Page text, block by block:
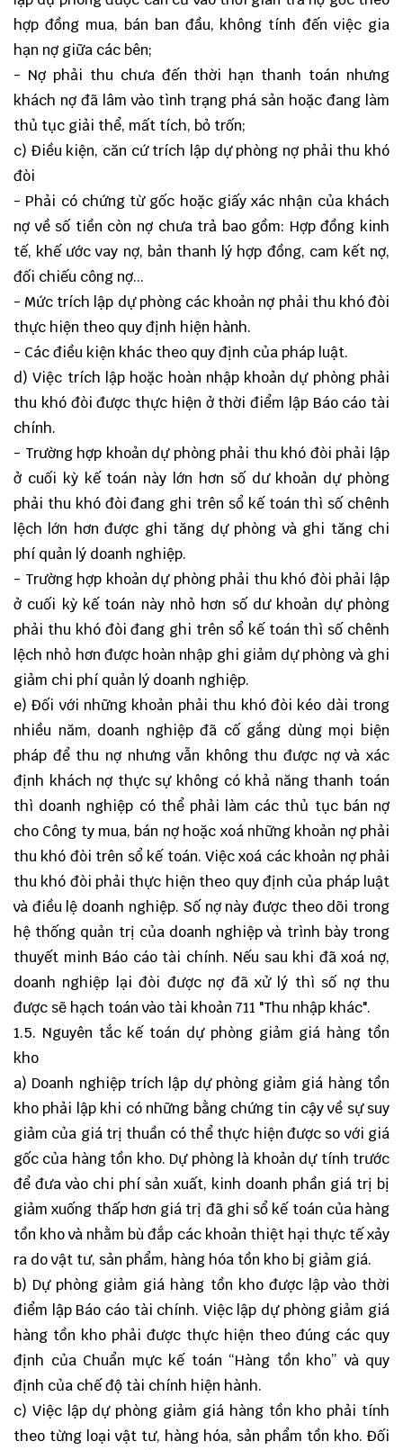
hợp đồng mua, bán ban đầu, không tính đến việc gia
hạn nợ giữa các bên;
- Nợ phải thu chưa đến thời hạn thanh toán nhưng
khách nợ đã lâm vào tình trạng phá sản hoặc đang làm
thủ tục giải thể, mất tích, bỏ trốn;
c) Điều kiện, căn cứ trích lập dự phòng nợ phải thu khó
đòi
- Phải có chứng từ gốc hoặc giấy xác nhận của khách
nợ về số tiền còn nợ chưa trả bao gồm: Hợp đồng kinh
tế, khế ước vay nợ, bản thanh lý hợp đồng, cam kết nợ,
đối chiếu công nợ...
- Mức trích lập dự phòng các khoản nợ phải thu khó đòi
thực hiện theo quy định hiện hành.
- Các điều kiện khác theo quy định của pháp luật.
d) Việc trích lập hoặc hoàn nhập khoản dự phòng phải
thu khó đòi được thực hiện ở thời điểm lập Báo cáo tài
chính.
- Trường hợp khoản dự phòng phải thu khó đòi phải lập
ở cuối kỳ kế toán này lớn hơn số dư khoản dự phòng
phải thu khó đòi đang ghi trên sổ kế toán thì số chênh
lệch lớn hơn được ghi tăng dự phòng và ghi tăng chi
phí quản lý doanh nghiệp.
- Trường hợp khoản dự phòng phải thu khó đòi phải lập
ở cuối kỳ kế toán này nhỏ hơn số dư khoản dự phòng
phải thu khó đòi đang ghi trên sổ kế toán thì số chênh
lệch nhỏ hơn được hoàn nhập ghi giảm dự phòng và ghi
giảm chi phí quản lý doanh nghiệp.
e) Đối với những khoản phải thu khó đòi kéo dài trong
nhiều năm, doanh nghiệp đã cố gắng dùng mọi biện
pháp để thu nợ nhưng vẫn không thu được nợ và xác
định khách nợ thực sự không có khả năng thanh toán
thì doanh nghiệp có thể phải làm các thủ tục bán nợ
cho Công ty mua, bán nợ hoặc xoá những khoản nợ phải
thu khó đòi trên sổ kế toán. Việc xoá các khoản nợ phải
thu khó đòi phải thực hiện theo quy định của pháp luật
và điều lệ doanh nghiệp. Số nợ này được theo dõi trong
hệ thống quản trị của doanh nghiệp và trình bày trong
thuyết minh Báo cáo tài chính. Nếu sau khi đã xoá nợ,
doanh nghiệp lại đòi được nợ đã xử lý thì số nợ thu
được sẽ hạch toán vào tài khoản 711 "Thu nhập khác".
1.5. Nguyên tắc kế toán dự phòng giảm giá hàng tồn
kho
a) Doanh nghiệp trích lập dự phòng giảm giá hàng tồn
kho phải lập khi có những bằng chứng tin cậy về sự suy
giảm của giá trị thuần có thể thực hiện được so với giá
gốc của hàng tồn kho. Dự phòng là khoản dự tính trước
để đưa vào chi phí sản xuất, kinh doanh phần giá trị bị
giảm xuống thấp hơn giá trị đã ghi sổ kế toán của hàng
tồn kho và nhằm bù đắp các khoản thiệt hại thực tế xảy
ra do vật tư, sản phẩm, hàng hóa tồn kho bị giảm giá.
b) Dự phòng giảm giá hàng tồn kho được lập vào thời
điểm lập Báo cáo tài chính. Việc lập dự phòng giảm giá
hàng tồn kho phải được thực hiện theo đúng các quy
định của Chuẩn mực kế toán “Hàng tồn kho” và quy
định của chế độ tài chính hiện hành.
c) Việc lập dự phòng giảm giá hàng tồn kho phải tính
theo từng loại vật tư, hàng hóa, sản phẩm tồn kho. Đối